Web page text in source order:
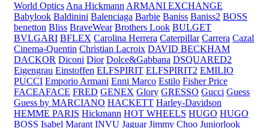
World Optics Ana Hickmann ARMANI EXCHANGE
Babylook Baldinini Balenciaga Barbie Baniss Baniss2 BOSS
benetton Bliss BraveWear Brothers Look BULGET
BVLGARI BFLEX Carolina Herrera Caterpillar Carrera Cazal
Cinema-Quentin Christian Lacroix DAVID BECKHAM
DACKOR Diconi Dior Dolce&Gabbana DSQUARED2
Eigengrau Einstoffen ELFSPIRIT ELFSPIRIT2 EMILIO
PUCCI Emporio Armani Enni Marco Estilo Fisher Price
FACEAFACE FRED GENEX Glory GRESSO Gucci Guess
Guess by MARCIANO HACKETT Harley-Davidson
HEMME PARIS Hickmann HOT WHEELS HUGO HUGO
BOSS Isabel Marant INVU Jaguar Jimmy Choo Juniorlook